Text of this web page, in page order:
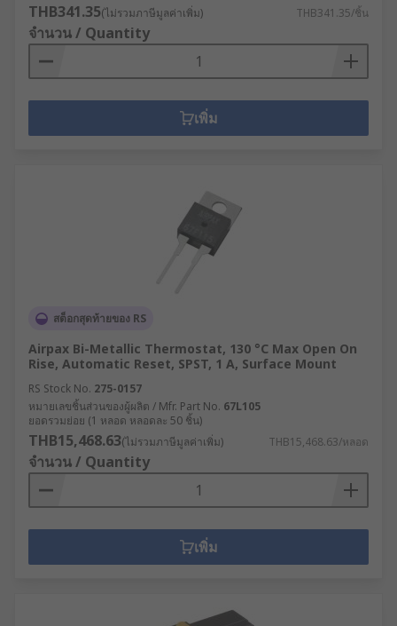
THB341.35(ไม่รวมภาษีมูลค่าเพิ่ม) THB341.35/ชิ้น
จำนวน / Quantity
เพิ่ม
สต็อกสุดท้ายของ RS
Airpax Bi-Metallic Thermostat, 130 °C Max Open On
Rise, Automatic Reset, SPST, 1 A, Surface Mount
RS Stock No. 275-0157
หมายเลขชิ้นส่วนของผู้ผลิต / Mfr. Part No. 67L105
ยอดรวมย่อย (1 หลอด หลอดละ 50 ชิ้น)
THB15,468.63(ไม่รวมภาษีมูลค่าเพิ่ม) THB15,468.63/หลอด
จำนวน / Quantity
เพิ่ม